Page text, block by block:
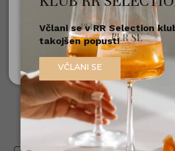
Nisem polnoleten
Sem polnoleten (18+)
Včlani se v RR Selection
takojšen popust!
VČLANI SE